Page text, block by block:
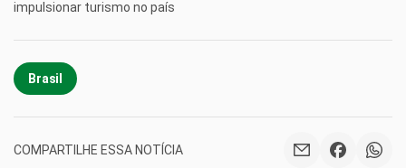
impulsionar turismo no país
Brasil
COMPARTILHE ESSA NOTÍCIA